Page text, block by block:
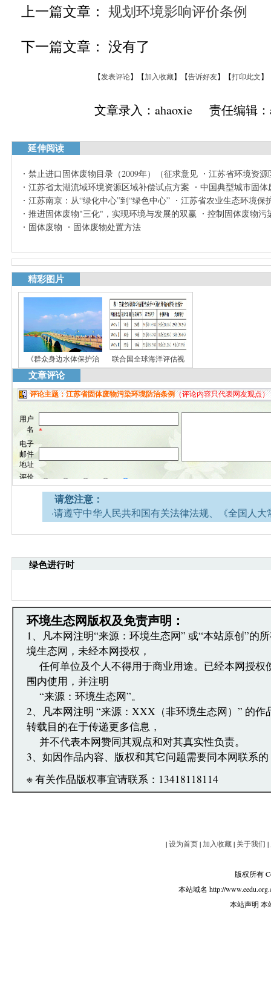
上一篇文章： 规划环境影响评价条例
下一篇文章： 没有了
【发表评论】【加入收藏】【告诉好友】【打印此文】
文章录入：ahaoxie 责任编辑
延伸阅读
禁止进口固体废物目录（2009年）（征求意见
江苏省环境资
江苏省太湖流域环境资源区域补偿试点方案
中国典型城市固
江苏南京：从“绿化中心”到“绿色中心”
江苏省农业生态环境保
推进固体废物"三化"，实现环境与发展的双赢
控制固体废物污
固体废物
固体废物处置方法
精彩图片
《群众身边水体保护治 联合国全球海洋评估视
文章评论
请您注意：
·请遵守中华人民共和国有关法律法规、《全国人
引起的法律责任。
·环境生态网文章跟帖管理员有权保留或删除其管辖
文章跟帖管理员反映。
绿色进行时
环境生态网版权及免责声明：
1、凡本网注明“来源：环境生态网” 或“本站原创”的
境生态网，未经本网授权，
任何单位及个人不得用于商业用途。已经本网授权
围内使用，并注明
“来源：环境生态网”。
2、凡本网注明 “来源：XXX（非环境生态网）” 的作
转载目的在于传递更多信息，
并不代表本网赞同其观点和对其真实性负责。
3、如因作品内容、版权和其它问题需要同本网联系
※ 有关作品版权事宜请联系：13418118114
|设为首页|加入收藏| 关于我们 |
版权所有
本站域名 http://
本站声明 本